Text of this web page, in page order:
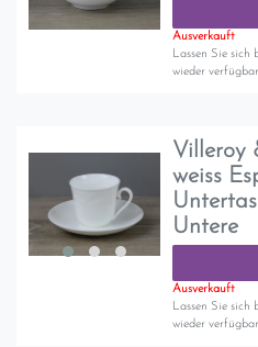
Ausverkauft
Lassen Sie sich
wieder
Villeroy
weiss
Untere
Ausverkauft
Lassen Sie sich
wieder